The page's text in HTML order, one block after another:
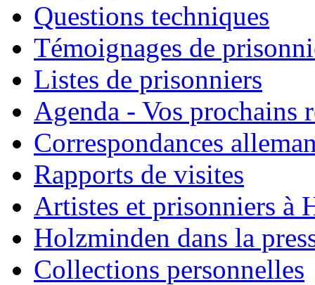
Questions techniques
Témoignages de
Listes de prisonniers
Agenda - Vos prochains
Correspondances
Rapports de visites
Artistes et prisonniers à
Holzminden dans la
Collections personnelles